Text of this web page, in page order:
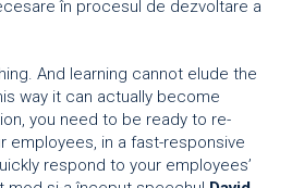
în procesul de dezvoltare a
And learning cannot elude the
way it can actually become
you need to be ready to re-
employees, in a fast-responsive
respond to your employees’